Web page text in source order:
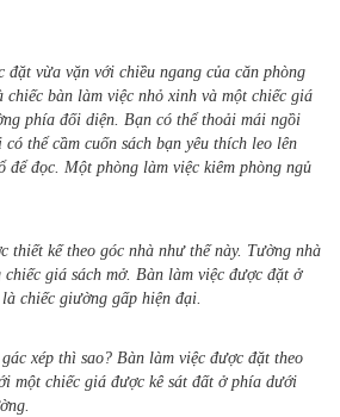
vừa vặn với chiều ngang của căn phòng
chiếc bàn làm việc nhỏ xinh và một chiếc giá
phía đối diện. Bạn có thể thoải mái ngồi
thể cầm cuốn sách bạn yêu thích leo lên
để đọc. Một phòng làm việc kiêm phòng ngủ
thiết kế theo góc nhà như thế này. Tường nhà
giá sách mở. Bàn làm việc được đặt ở
chiếc giường gấp hiện đại.
xép thì sao? Bàn làm việc được đặt theo
một chiếc giá được kê sát đất ở phía dưới